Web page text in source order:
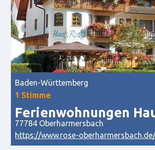
Baden-Württemberg
1 Stimme
Ferienwohnungen
77784 Oberharmersbach